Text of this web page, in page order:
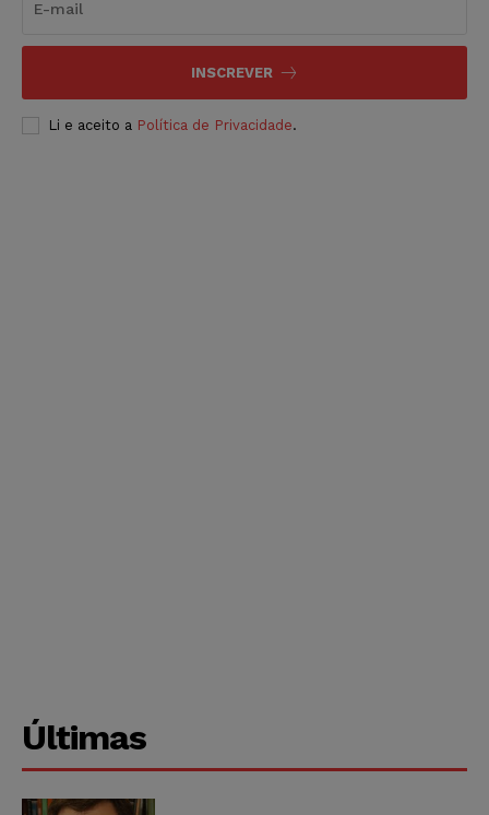
INSCREVER
Li e aceito a Política de Privacidade.
Últimas